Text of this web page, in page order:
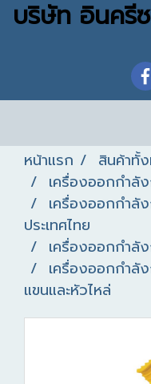
บริษัท อินครี
หน้าแรก สินค้าทั้
เครื่องออกกำลั
เครื่องออกกำลั
ประเทศไทย
เครื่องออกกำลั
เครื่องออกกำลั
แขนและหัวไหล่